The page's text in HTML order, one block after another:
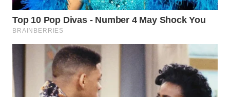
HEALTH
WAHANA
DESA
WAHANA